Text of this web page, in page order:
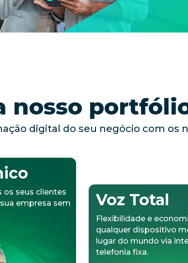
nosso
digital do seu negócio com os
seus clientes
empresa sem
Flexibilidade e
qualquer dispositivo
lugar do mundo via
telefonia fixa.